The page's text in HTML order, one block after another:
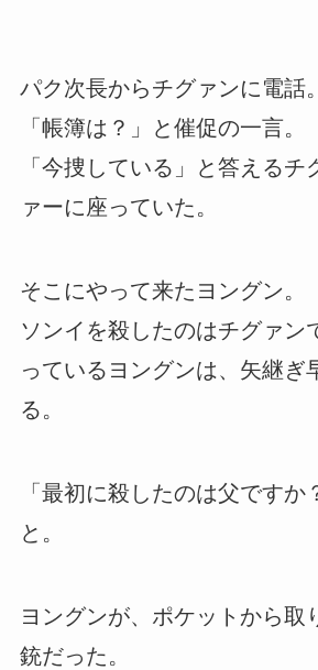
パク次長からチグァンに電話。
「帳簿は？」と催促の一言。
「今捜している」と答えるチ
ァーに座っていた。
そこにやって来たヨングン。
ソンイを殺したのはチグァン
っているヨングンは、矢継ぎ
る。
「最初に殺したのは父ですか
と。
ヨングンが、ポケットから取
銃だった。